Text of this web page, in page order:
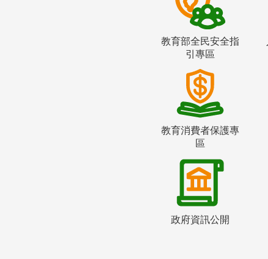
教育部全民安全指
引專區
教育消費者保護專
區
政府資訊公開